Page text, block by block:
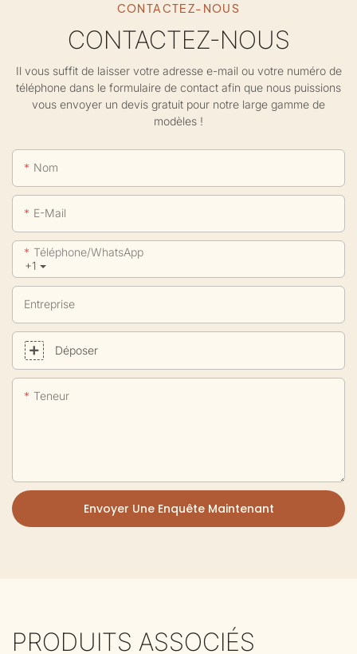
CONTACTEZ-NOUS
CONTACTEZ-NOUS
Il vous suffit de laisser votre adresse e-mail ou votre numéro de
téléphone dans le formulaire de contact afin que nous puissions
vous envoyer un devis gratuit pour notre large gamme de
modèles !
Nom
E-Mail
+1
Téléphone/WhatsApp
Entreprise
Déposer
Teneur
Envoyer Une Enquête Maintenant
PRODUITS ASSOCIÉS